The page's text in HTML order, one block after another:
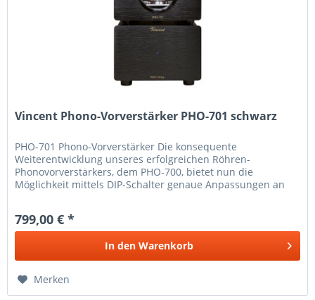
Vincent Phono-Vorverstärker PHO-701 schwarz
PHO-701 Phono-Vorverstärker Die konsequente
Weiterentwicklung unseres erfolgreichen Röhren-
Phonovorverstärkers, dem PHO-700, bietet nun die
Möglichkeit mittels DIP-Schalter genaue Anpassungen an
799,00 € *
In den Warenkorb
Merken